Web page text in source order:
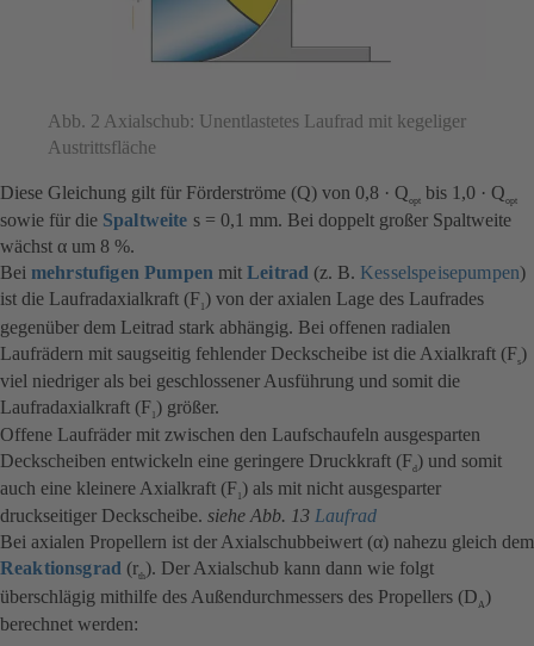
Abb. 2 Axialschub: Unentlastetes Laufrad mit kegeliger
Austrittsfläche
Diese Gleichung gilt für Förderströme (Q) von 0,8 · Qopt bis 1,0 · Qopt
sowie für die Spaltweite s = 0,1 mm. Bei doppelt großer Spaltweite
wächst α um 8 %.
Bei mehrstufigen Pumpen mitLeitrad (z. B. Kesselspeisepumpen)
ist die Laufradaxialkraft (F1 ) von der axialen Lage des Laufrades
gegenüber dem Leitrad stark abhängig. Bei offenen radialen
Laufrädern mit saugseitig fehlender Deckscheibe ist die Axialkraft (Fs)
viel niedriger als bei geschlossener Ausführung und somit die
Laufradaxialkraft (F1 ) größer.
Offene Laufräder mit zwischen den Laufschaufeln ausgesparten
Deckscheiben entwickeln eine geringere Druckkraft (Fd) und somit
auch eine kleinere Axialkraft (F1 ) als mit nicht ausgesparter
druckseitiger Deckscheibe. siehe Abb. 13 Laufrad
Bei axialen Propellern ist der Axialschubbeiwert (α) nahezu gleich dem
Reaktionsgrad (rth). Der Axialschub kann dann wie folgt
überschlägig mithilfe des Außendurchmessers des Propellers (D A)
berechnet werden: